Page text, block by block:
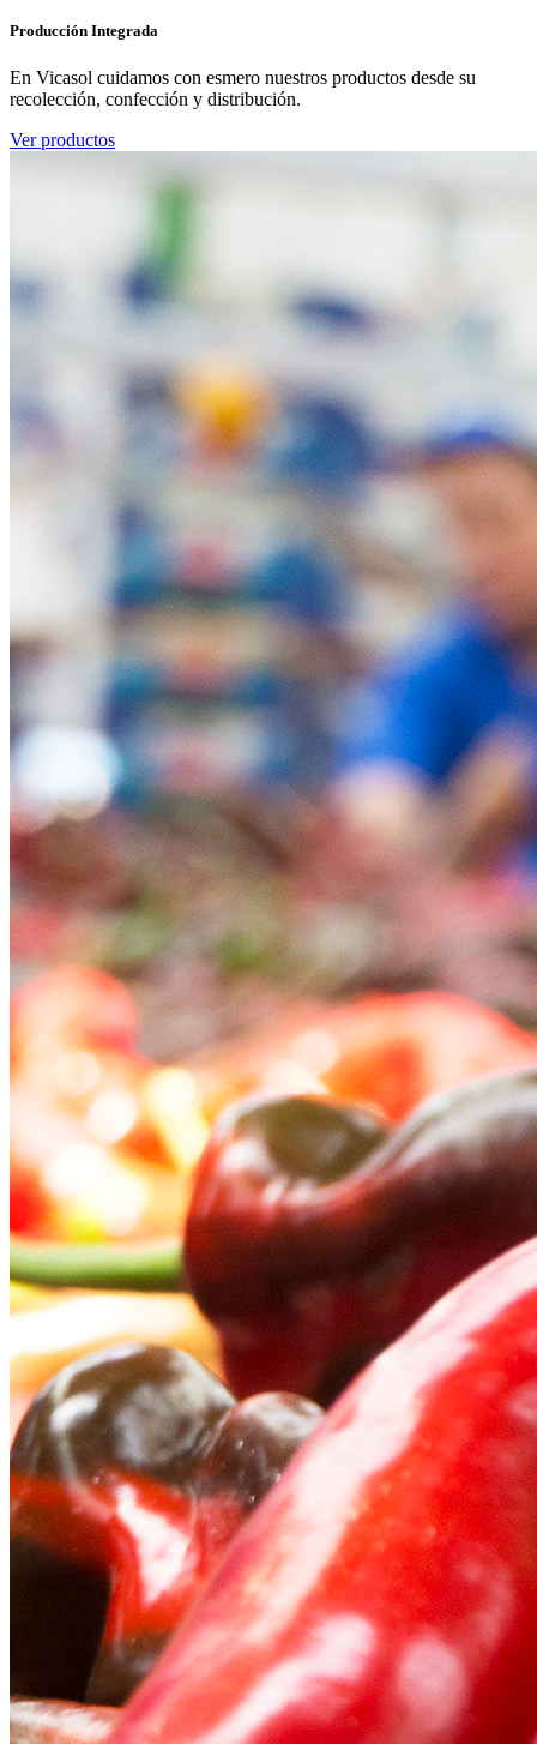
Producción Integrada
En Vicasol cuidamos con esmero nuestros productos desde su
recolección, confección y distribución.
Ver productos